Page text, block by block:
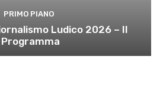
PRIMO PIANO
Ludico 2026 – Il
Programma